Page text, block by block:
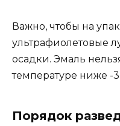
Важно, чтобы на
ультрафиолетовые
осадки. Эмаль
температуре ниже -
Порядок